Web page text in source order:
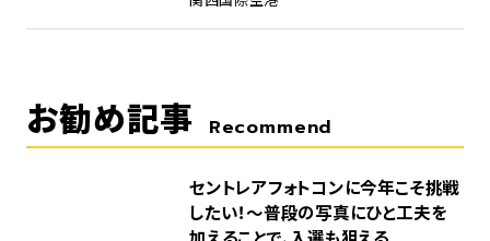
お勧め記事 Recommend
セントレアフォトコンに今年こそ挑戦
したい！～普段の写真にひと工夫を